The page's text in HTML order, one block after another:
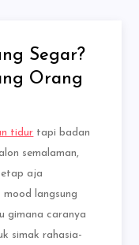
Segar?
Orang
tidur tapi badan
semalaman,
aja
mood langsung
gimana caranya
simak rahasia-